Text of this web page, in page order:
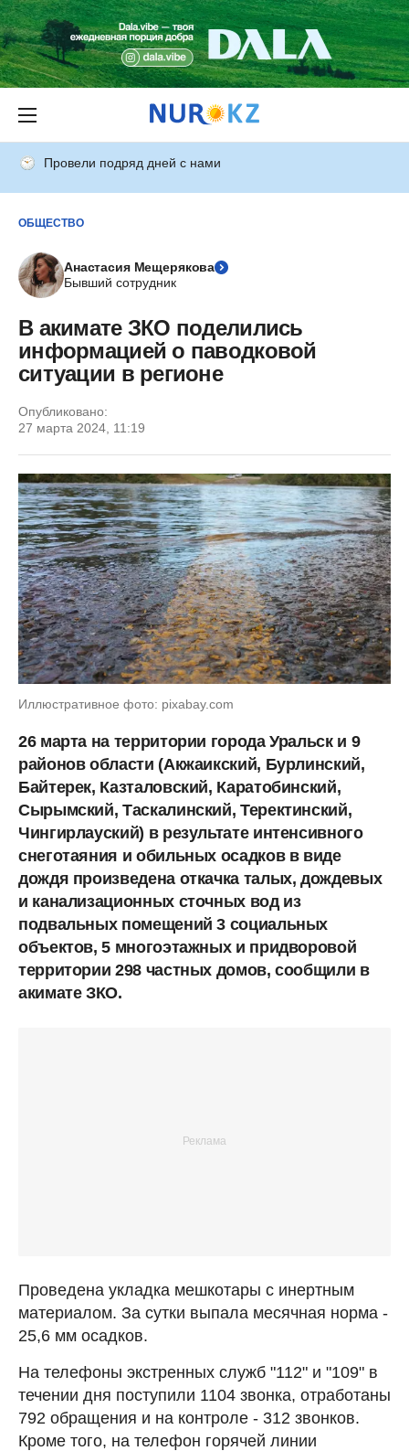
Провели подряд дней с нами
ОБЩЕСТВО
Анастасия Мещерякова
Бывший сотрудник
В акимате ЗКО поделились
информацией о паводковой
ситуации в регионе
Опубликовано:
27 марта 2024, 11:19
Иллюстративное фото: pixabay.com
26 марта на территории города Уральск и 9
районов области (Акжаикский, Бурлинский,
Байтерек, Казталовский, Каратобинский,
Сырымский, Таскалинский, Теректинский,
Чингирлауский) в результате интенсивного
снеготаяния и обильных осадков в виде
дождя произведена откачка талых, дождевых
и канализационных сточных вод из
подвальных помещений 3 социальных
объектов, 5 многоэтажных и придворовой
территории 298 частных домов, сообщили в
акимате ЗКО.
Проведена укладка мешкотары с инертным
материалом. За сутки выпала месячная норма -
25,6 мм осадков.
На телефоны экстренных служб "112" и "109" в
течении дня поступили 1104 звонка, отработаны
792 обращения и на контроле - 312 звонков.
Кроме того, на телефон горячей линии